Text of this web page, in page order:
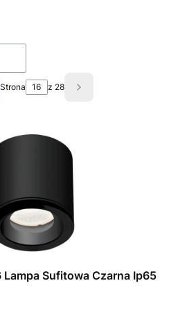
produkty
Strona z 28 Następne produkty
Sufitowa Czarna Ip65